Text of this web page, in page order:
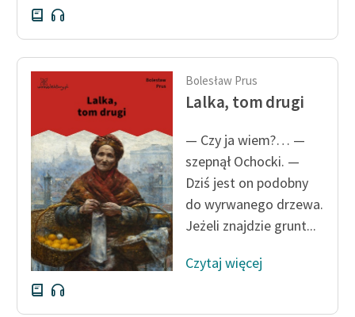
Deklaracja dostępności
Bolesław Prus
Lalka, tom drugi
— Czy ja wiem?… —
szepnął Ochocki. —
Dziś jest on podobny
do wyrwanego drzewa.
Jeżeli znajdzie grunt...
Czytaj więcej